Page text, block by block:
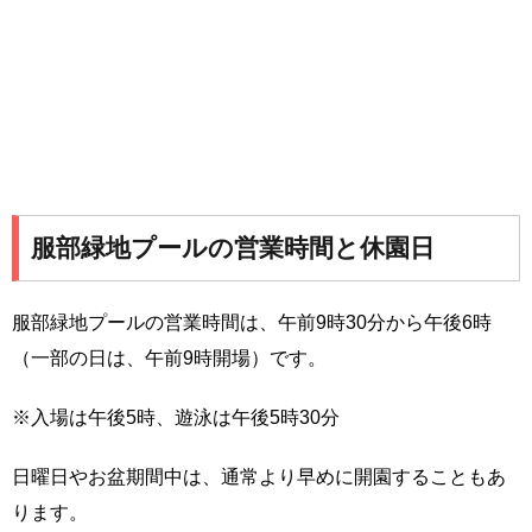
服部緑地プールの営業時間と休園日
服部緑地プールの営業時間は、午前9時30分から午後6時
（一部の日は、午前9時開場）です。
※入場は午後5時、遊泳は午後5時30分
日曜日やお盆期間中は、通常より早めに開園することもあ
ります。